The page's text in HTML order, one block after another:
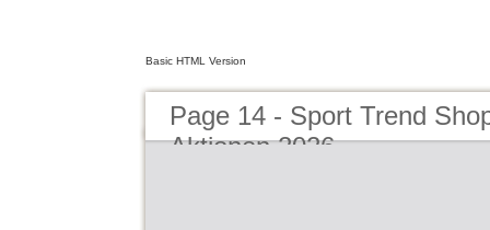
Basic HTML Version
Page 14 - Sport Trend
Aktionen 2026